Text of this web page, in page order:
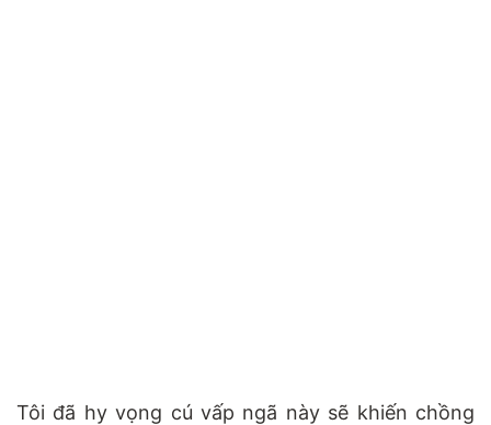
Tôi đã hy vọng cú vấp ngã này sẽ khiến chồng